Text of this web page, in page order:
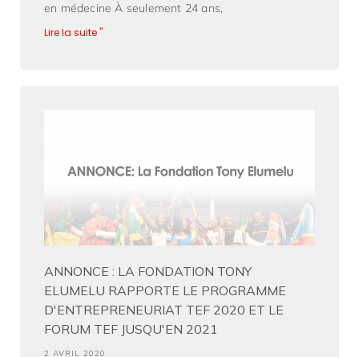
en médecine À seulement 24 ans,
Lire la suite "
ANNONCE : LA FONDATION TONY
ELUMELU RAPPORTE LE PROGRAMME
D'ENTREPRENEURIAT TEF 2020 ET LE
FORUM TEF JUSQU'EN 2021
2 AVRIL 2020